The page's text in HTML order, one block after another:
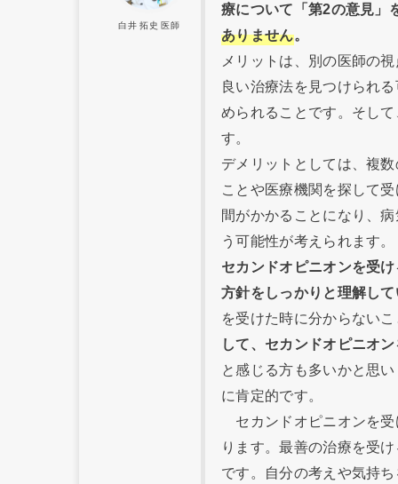
白井 拓史 医師
療について「第2の意見」
ありません。
メリットは、別の医師の
良い治療法を見つけられ
められることです。そし
す。
デメリットとしては、複
ことや医療機関を探して
間がかかることになり、
う可能性が考えられます。
セカンドオピニオンを受
方針をしっかりと理解し
を受けた時に分からない
して、セカンドオピニオ
と感じる方も多いかと思
に肯定的です。
セカンドオピニオンを受
ります。最善の治療を受
です。自分の考えや気持